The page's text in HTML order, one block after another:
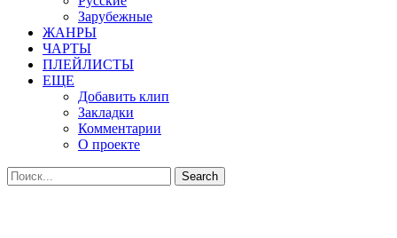
Зарубежные
ЖАНРЫ
ЧАРТЫ
ПЛЕЙЛИСТЫ
ЕЩЕ
Добавить клип
Закладки
Комментарии
О проекте